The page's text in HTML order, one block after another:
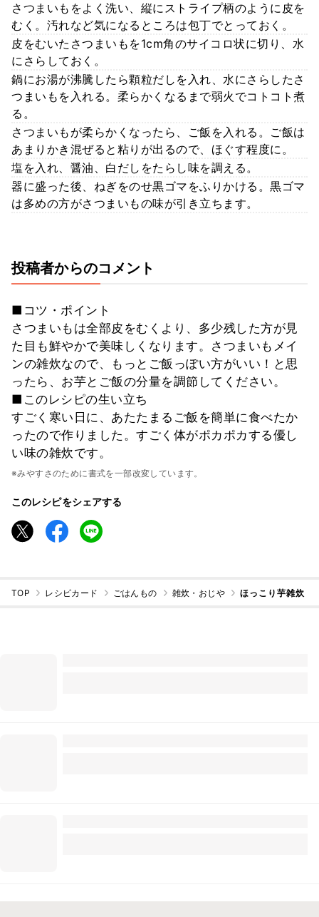
さつまいもをよく洗い、縦にストライプ柄のように皮を
むく。汚れなど気になるところは包丁でとっておく。
皮をむいたさつまいもを1cm角のサイコロ状に切り、水
にさらしておく。
鍋にお湯が沸騰したら顆粒だしを入れ、水にさらしたさ
つまいもを入れる。柔らかくなるまで弱火でコトコト煮
る。
さつまいもが柔らかくなったら、ご飯を入れる。ご飯は
あまりかき混ぜると粘りが出るので、ほぐす程度に。
塩を入れ、醤油、白だしをたらし味を調える。
器に盛った後、ねぎをのせ黒ゴマをふりかける。黒ゴマ
は多めの方がさつまいもの味が引き立ちます。
投稿者からのコメント
■コツ・ポイント
さつまいもは全部皮をむくより、多少残した方が見
た目も鮮やかで美味しくなります。さつまいもメイ
ンの雑炊なので、もっとご飯っぽい方がいい！と思
ったら、お芋とご飯の分量を調節してください。
■このレシピの生い立ち
すごく寒い日に、あたたまるご飯を簡単に食べたか
ったので作りました。すごく体がポカポカする優し
い味の雑炊です。
※みやすさのために書式を一部改変しています。
このレシピをシェアする
TOP レシピカード ごはんもの 雑炊・おじや ほっこり芋雑炊